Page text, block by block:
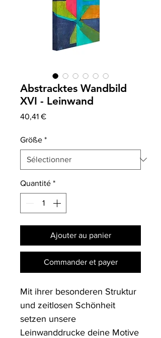
Abstracktes Wandbild
XVI - Leinwand
40,41 €Prix
Größe *
Quantité *
Ajouter au panier
Commander et payer
Mit ihrer besonderen Struktur
und zeitlosen Schönheit
setzen unsere
Leinwanddrucke deine Motive